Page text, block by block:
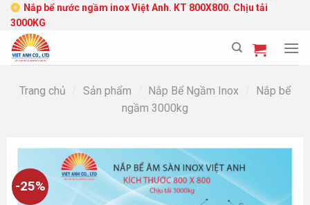
Skip
content
Nắp bể nước ngầm inox Việt Anh. KT 800X800. Chịu tải
3000KG
Trang chủ Sản phẩm Nắp Bể Ngầm Inox
Nắp bể
ngầm 3000kg
-25%